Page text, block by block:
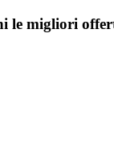
le migliori